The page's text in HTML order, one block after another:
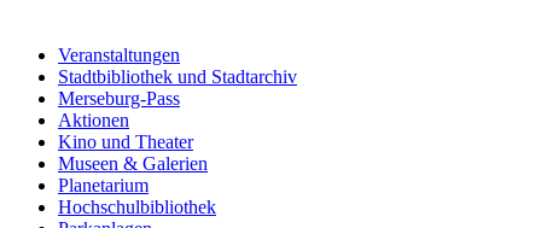
Veranstaltungen
Stadtbibliothek und Stadtarchiv
Merseburg-Pass
Aktionen
Kino und Theater
Museen & Galerien
Planetarium
Hochschulbibliothek